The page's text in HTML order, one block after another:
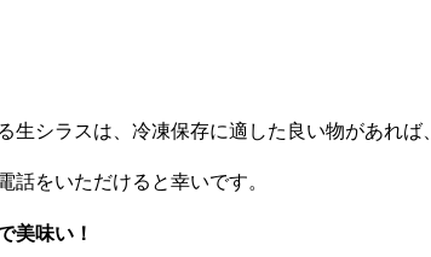
生シラスは、冷凍保存に適した良い物があれ
話をいただけると幸いです。
美味い！